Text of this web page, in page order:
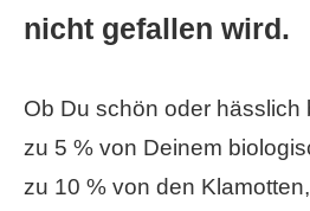
nicht gefallen wird.
Ob Du schön oder hässlich
zu 5 % von Deinem
zu 10 % von den